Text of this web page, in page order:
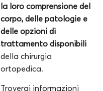
la loro comprensione del
corpo, delle patologie e
delle opzioni di
trattamento disponibili
della chirurgia
ortopedica.
Troverai informazioni